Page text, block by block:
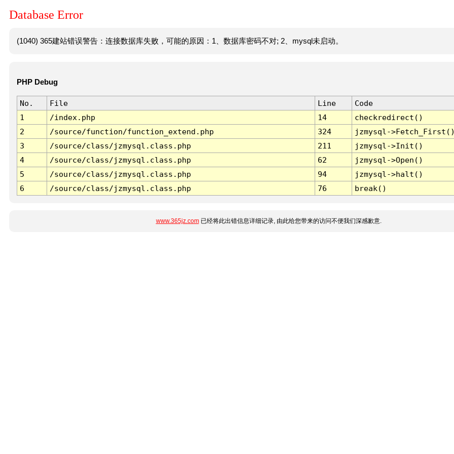
Database Error
(1040) 365建站错误警告：连接数据库失败，可能的原因：1、数据库密码不对; 2、mysql未启动。
PHP Debug
No. File Line
Code
1
/index.php 14
checkredirect()
2
/source/function/function_extend.php 324
jzmysql-
3
/source/class/jzmysql.class.php 211
jzmysql->Init()
4
/source/class/jzmysql.class.php 62
jzmysql->Open()
5
/source/class/jzmysql.class.php 94
jzmysql->halt()
6
/source/class/jzmysql.class.php 76 break()
www.365jz.com已经将此出错信息详细记录, 由此给您带来的访问不便我们深感歉意.